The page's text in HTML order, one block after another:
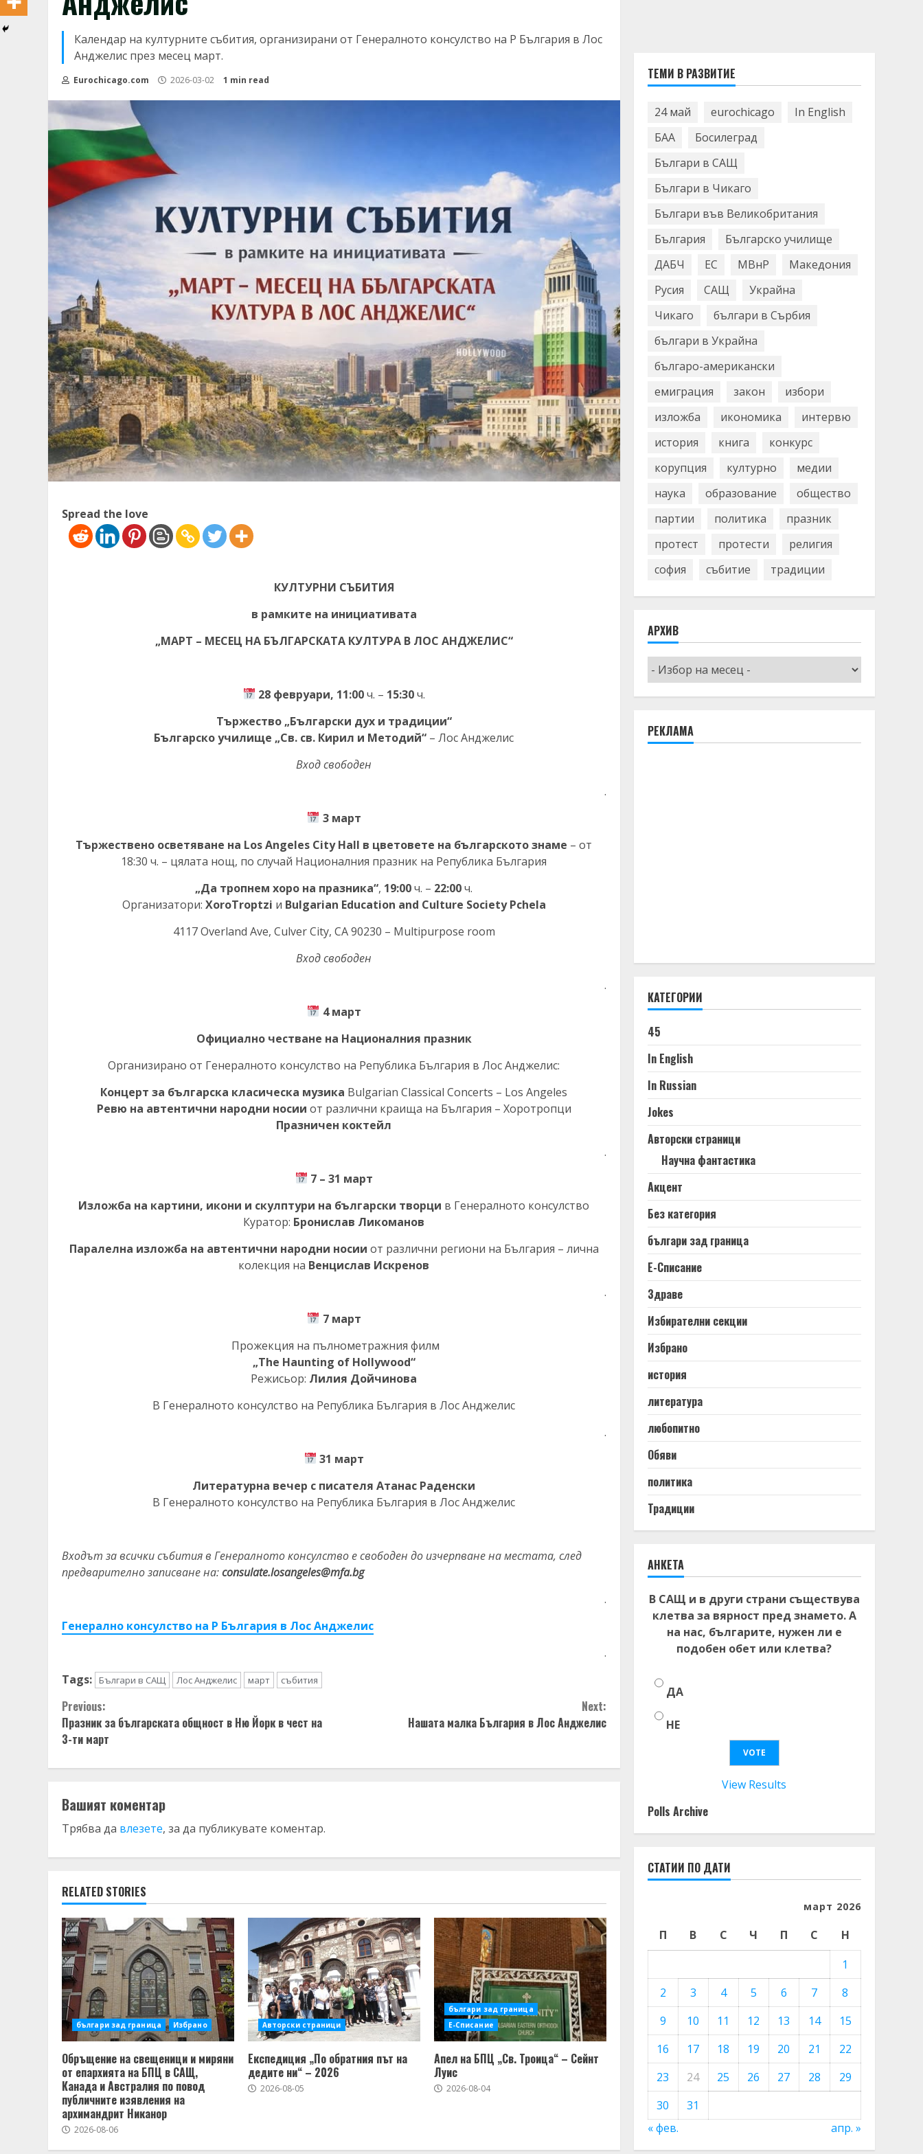
Календар на културните събития, организирани от Генералното консулство на Р България в Лос
Анджелис през месец март.
Eurochicago.com 2026-03-02 1 min read
Spread the love
КУЛТУРНИ СЪБИТИЯ
в рамките на инициативата
„МАРТ – МЕСЕЦ НА БЪЛГАРСКАТА КУЛТУРА В ЛОС АНДЖЕЛИС“
28 февруари, 11:00ч. – 15:30ч.
Тържество „Български дух и традиции“
Българско училище „Св. св. Кирил и Методий“ – Лос Анджелис
Вход свободен
.
3 март
Тържествено осветяване на Los Angeles City Hall в цветовете на българското знаме – от
18:30 ч. – цялата нощ, по случай Националния празник на Република България
„Да тропнем хоро на празника“, 19:00ч. – 22:00ч.
Организатори: XoroTroptzi и Bulgarian Education and Culture Society Pchela
4117 Overland Ave, Culver City, CA 90230 – Multipurpose room
Вход свободен
.
4 март
Официално честване на Националния празник
Организирано от Генералното консулство на Република България в Лос Анджелис:
Концерт за българска класическа музика Bulgarian Classical Concerts – Los Angeles
Ревю на автентични народни носии от различни краища на България – Хоротропци
Празничен коктейл
.
7 – 31 март
Изложба на картини, икони и скулптури на български творци в Генералното консулство
Куратор: Бронислав Ликоманов
Паралелна изложба на автентични народни носии от различни региони на България – лична
колекция на Венцислав Искренов
.
7 март
Прожекция на пълнометражния филм
„The Haunting of Hollywood“
Режисьор: Лилия Дойчинова
В Генералното консулство на Република България в Лос Анджелис
.
31 март
Литературна вечер с писателя Атанас Раденски
В Генералното консулство на Република България в Лос Анджелис
Входът за всички събития в Генералното консулство е свободен до изчерпване на местата, след
предварително записване на:consulate.losangeles@mfa.bg
.
Генерално консулство на Р България в Лос Анджелис
.
Tags:
Българи в САЩ Лос Анджелис март събития
Continue
Reading
Previous:
Празник за българската общност в Ню Йорк в чест на
3-ти март
Next:
Нашата малка България в Лос Анджелис
Вашият коментар
Трябва да влезете, за да публикувате коментар.
RELATED STORIES
българи зад граница Избрано
Обръщение на свещеници и миряни
от епархията на БПЦ в САЩ,
Канада и Австралия по повод
публичните изявления на
архимандрит Никанор
2026-08-06
Авторски страници
Експедиция „По обратния път на
дедите ни“ – 2026
2026-08-05
българи зад граница
Е-Списание
Апел на БПЦ „Св. Троица“ – Сейнт
Луис
2026-08-04
ТЕМИ В РАЗВИТИЕ
24 май eurochicago
In English
БАА
Босилеград
Българи в САЩ
Българи в Чикаго
Българи във Великобритания
България
Българско училище
ДАБЧ
ЕС МВнР
Македония
Русия
САЩ
Украйна
Чикаго
българи в Сърбия
българи в Украйна
българо-американски
емиграция
закон
избори
изложба
икономика
интервю
история
книга
конкурс
корупция
културно
медии
наука
образование
общество
партии
политика
празник
протест
протести
религия
софия
събитие традиции
АРХИВ
Архив
РЕКЛАМА
КАТЕГОРИИ
45
In English
In Russian
Jokes
Авторски страници
Научна фантастика
Акцент
Без категория
българи зад граница
Е-Списание
Здраве
Избирателни секции
Избрано
история
литература
любопитно
Обяви
политика
Традиции
АНКЕТА
В САЩ и в други страни съществува
клетва за вярност пред знамето. А
на нас, българите, нужен ли е
подобен обет или клетва?
ДА
НЕ
View Results
Polls Archive
СТАТИИ ПО ДАТИ
март 2026
П В С Ч П С
Н
1
2
3 4 5 6 7
8
9
10 11 12 13 14
15
16
17 18 19 20 21
22
23
24 25 26 27 28
29
30
31
« фев.
апр. »